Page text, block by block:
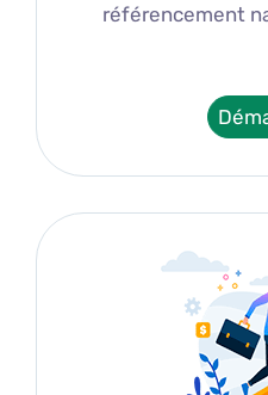
référencement